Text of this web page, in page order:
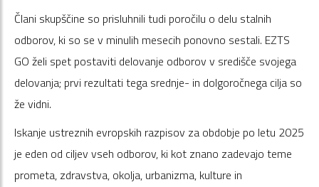
Člani skupščine so prisluhnili tudi poročilu o delu stalnih
odborov, ki so se v minulih mesecih ponovno sestali. EZTS
GO želi spet postaviti delovanje odborov v središče svojega
delovanja; prvi rezultati tega srednje- in dolgoročnega cilja so
že vidni.
Iskanje ustreznih evropskih razpisov za obdobje po letu 2025
je eden od ciljev vseh odborov, ki kot znano zadevajo teme
prometa, zdravstva, okolja, urbanizma, kulture in